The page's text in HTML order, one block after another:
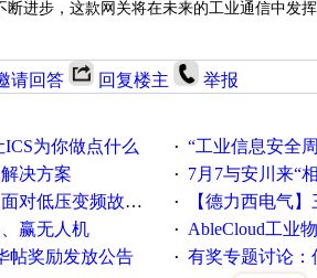
断进步，这款网关将在未来的工业通信中发
请回答 回复楼主 举报
为你做点什么 · “工业信息安全周之我见”
决方案 · 7月7与安川来“
障，老手是这样解决的！ · 【德力西电气】三
赢无人机 · AbleCloud工业物联
帖奖励发放公告 · 有奖专题讨论：伺服选择